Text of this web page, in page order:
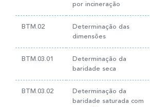
por incineração
BTM.02
Determinação das
dimensões
BTM.03.01
Determinação da
baridade seca
BTM.03.02
Determinação da
baridade saturada com